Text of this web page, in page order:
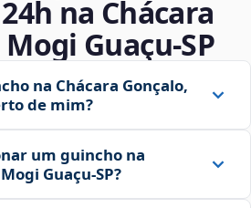
na Chácara
Guaçu‑SP
na Chácara Gonçalo,
de mim?
um guincho na
Guaçu‑SP?